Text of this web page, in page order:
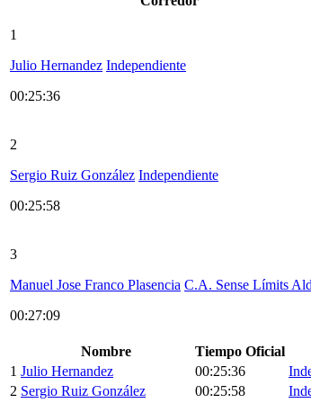
1
Julio Hernandez Independiente
00:25:36
2
Sergio Ruiz González Independiente
00:25:58
3
Manuel Jose Franco Plasencia C.A. Sense Límits
00:27:09
Nombre Tiempo Oficial
1 Julio Hernandez 00:25:36
2 Sergio Ruiz González 00:25:58